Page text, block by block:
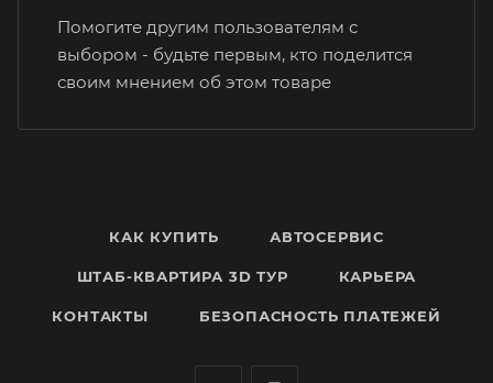
Помогите другим пользователям с
выбором - будьте первым, кто поделится
своим мнением об этом товаре
КАК КУПИТЬ АВТОСЕРВИС
ШТАБ-КВАРТИРА 3D ТУР КАРЬЕРА
КОНТАКТЫ БЕЗОПАСНОСТЬ ПЛАТЕЖЕЙ